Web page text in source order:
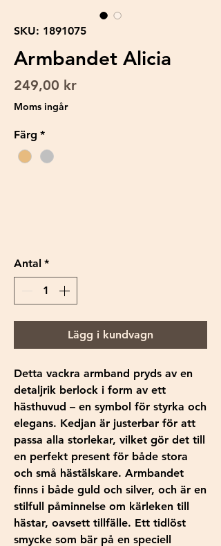
SKU: 1891075
Armbandet Alicia
249,00 krPris
Moms ingår
Färg *
Antal *
Lägg i kundvagn
Detta vackra armband pryds av en
detaljrik berlock i form av ett
hästhuvud – en symbol för styrka och
elegans. Kedjan är justerbar för att
passa alla storlekar, vilket gör det till
en perfekt present för både stora
och små hästälskare. Armbandet
finns i både guld och silver, och är en
stilfull påminnelse om kärleken till
hästar, oavsett tillfälle. Ett tidlöst
smycke som bär på en speciell